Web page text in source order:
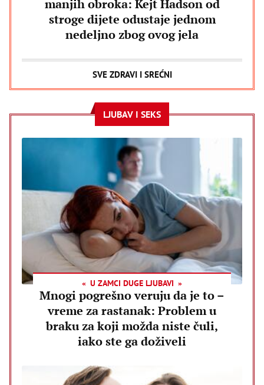
manjih obroka: Kejt Hadson od
stroge dijete odustaje jednom
nedeljno zbog ovog jela
SVE ZDRAVI I SREĆNI
LJUBAV I SEKS
U ZAMCI DUGE LJUBAVI
Mnogi pogrešno veruju da je to –
vreme za rastanak: Problem u
braku za koji možda niste čuli,
iako ste ga doživeli